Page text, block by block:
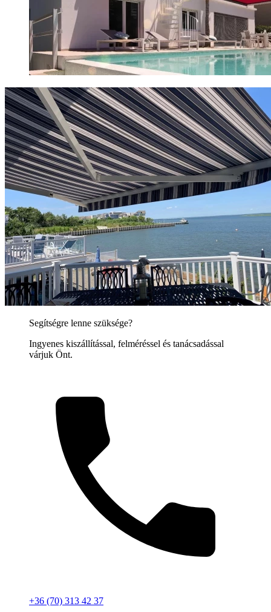
Segítségre lenne szüksége?
Ingyenes kiszállítással, felméréssel és tanácsadással
várjuk Önt.
+36 (70) 313 42 37